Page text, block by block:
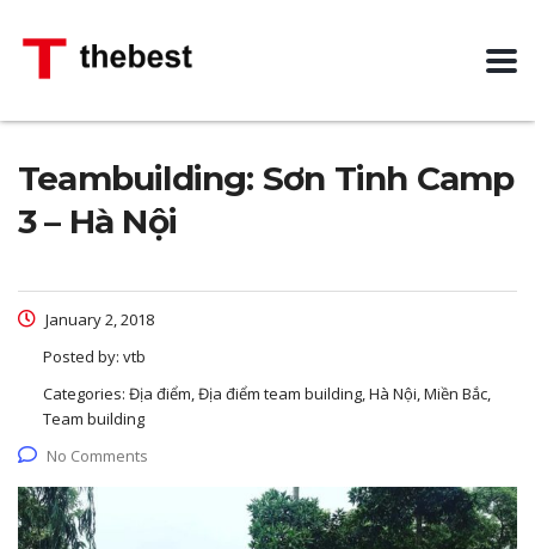
Teambuilding: Sơn Tinh Camp
3 – Hà Nội
January 2, 2018
Posted by: vtb
Categories: Địa điểm, Địa điểm team building, Hà Nội, Miền Bắc,
Team building
No Comments